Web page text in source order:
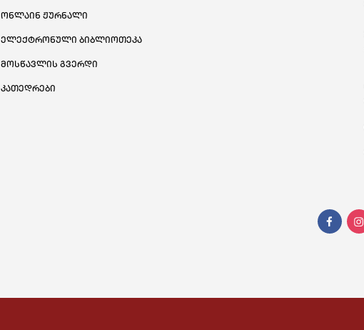
ონლაინ ჟურნალი
ელექტრონული ბიბლიოთეკა
მოსწავლის გვერდი
კათედრები